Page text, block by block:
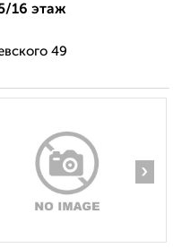
16 этаж
49
›